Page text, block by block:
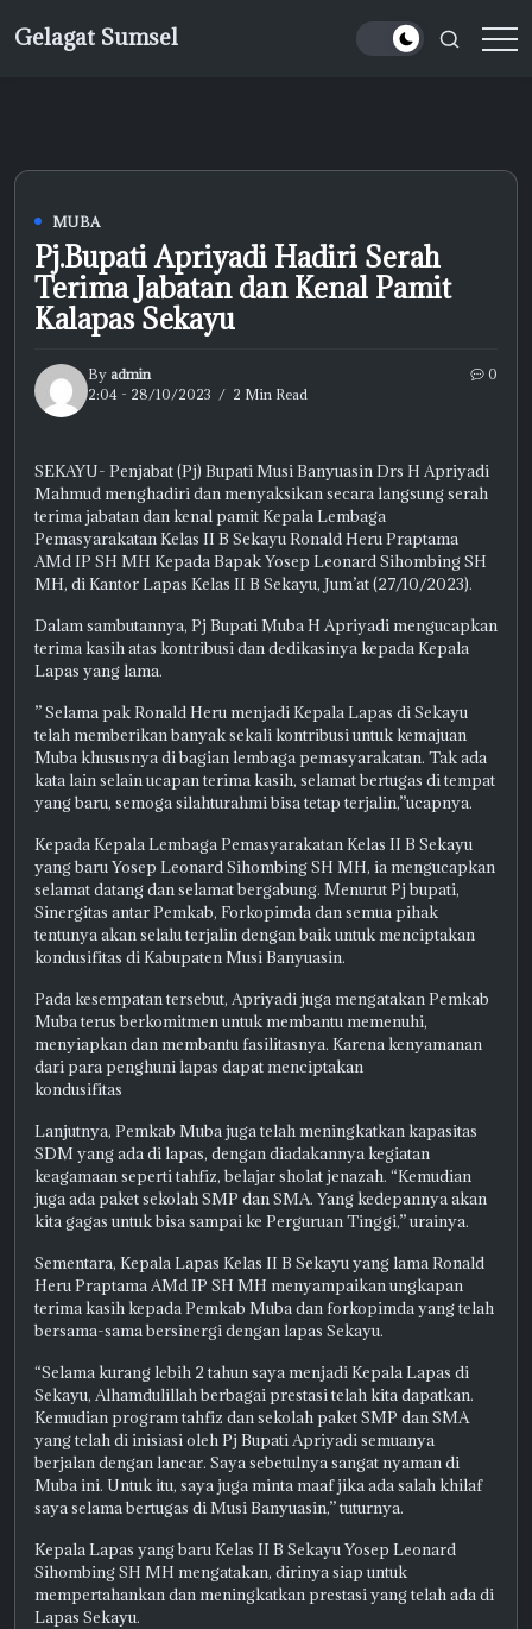
Gelagat Sumsel
MUBA
Pj.Bupati Apriyadi Hadiri Serah
Terima Jabatan dan Kenal Pamit
Kalapas Sekayu
By admin
2:04 - 28/10/2023
2 Min Read
0
SEKAYU- Penjabat (Pj) Bupati Musi Banyuasin Drs H Apriyadi
Mahmud menghadiri dan menyaksikan secara langsung serah
terima jabatan dan kenal pamit Kepala Lembaga
Pemasyarakatan Kelas II B Sekayu Ronald Heru Praptama
AMd IP SH MH Kepada Bapak Yosep Leonard Sihombing SH
MH, di Kantor Lapas Kelas II B Sekayu, Jum’at (27/10/2023).
Dalam sambutannya, Pj Bupati Muba H Apriyadi mengucapkan
terima kasih atas kontribusi dan dedikasinya kepada Kepala
Lapas yang lama.
” Selama pak Ronald Heru menjadi Kepala Lapas di Sekayu
telah memberikan banyak sekali kontribusi untuk kemajuan
Muba khususnya di bagian lembaga pemasyarakatan. Tak ada
kata lain selain ucapan terima kasih, selamat bertugas di tempat
yang baru, semoga silahturahmi bisa tetap terjalin,”ucapnya.
Kepada Kepala Lembaga Pemasyarakatan Kelas II B Sekayu
yang baru Yosep Leonard Sihombing SH MH, ia mengucapkan
selamat datang dan selamat bergabung. Menurut Pj bupati,
Sinergitas antar Pemkab, Forkopimda dan semua pihak
tentunya akan selalu terjalin dengan baik untuk menciptakan
kondusifitas di Kabupaten Musi Banyuasin.
Pada kesempatan tersebut, Apriyadi juga mengatakan Pemkab
Muba terus berkomitmen untuk membantu memenuhi,
menyiapkan dan membantu fasilitasnya. Karena kenyamanan
dari para penghuni lapas dapat menciptakan
kondusifitas
Lanjutnya, Pemkab Muba juga telah meningkatkan kapasitas
SDM yang ada di lapas, dengan diadakannya kegiatan
keagamaan seperti tahfiz, belajar sholat jenazah. “Kemudian
juga ada paket sekolah SMP dan SMA. Yang kedepannya akan
kita gagas untuk bisa sampai ke Perguruan Tinggi,” urainya.
Sementara, Kepala Lapas Kelas II B Sekayu yang lama Ronald
Heru Praptama AMd IP SH MH menyampaikan ungkapan
terima kasih kepada Pemkab Muba dan forkopimda yang telah
bersama-sama bersinergi dengan lapas Sekayu.
“Selama kurang lebih 2 tahun saya menjadi Kepala Lapas di
Sekayu, Alhamdulillah berbagai prestasi telah kita dapatkan.
Kemudian program tahfiz dan sekolah paket SMP dan SMA
yang telah di inisiasi oleh Pj Bupati Apriyadi semuanya
berjalan dengan lancar. Saya sebetulnya sangat nyaman di
Muba ini. Untuk itu, saya juga minta maaf jika ada salah khilaf
saya selama bertugas di Musi Banyuasin,” tuturnya.
Kepala Lapas yang baru Kelas II B Sekayu Yosep Leonard
Sihombing SH MH mengatakan, dirinya siap untuk
mempertahankan dan meningkatkan prestasi yang telah ada di
Lapas Sekayu.